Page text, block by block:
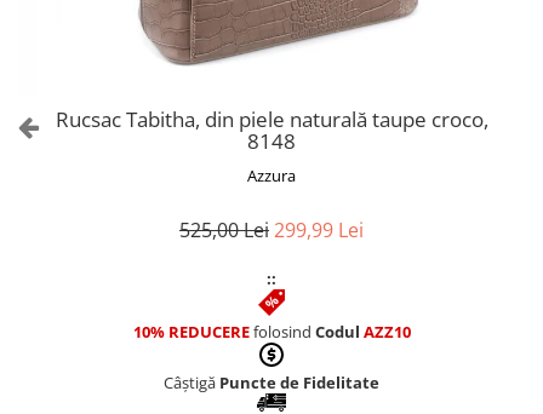
Genți Albe
Rucsac Tabitha, din piele naturală taupe croco,
8148
Azzura
525,00 Lei299,99 Lei
::
10% REDUCEREfolosind Codul AZZ10
Câștigă Puncte de Fidelitate